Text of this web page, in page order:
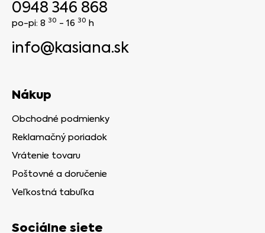
0948 346 868
po-pi: 8 30 - 16 30 h
info@kasiana.sk
Nákup
Obchodné podmienky
Reklamačný poriadok
Vrátenie tovaru
Poštovné a doručenie
Veľkostná tabuľka
Sociálne siete